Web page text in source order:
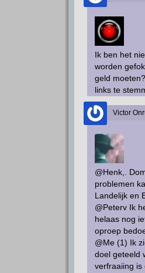
Ik ben het
worden
geld
links te
Victor
@Henk,.
problemen
Landelijk en
@Peterv Ik
helaas nog
oproep
@Me (1) Ik
doel geteeld
verfraaiing is